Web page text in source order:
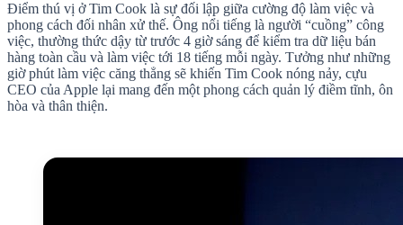
Điểm thú vị ở Tim Cook là sự đối lập giữa cường độ làm việc và
phong cách đối nhân xử thế. Ông nổi tiếng là người “cuồng” công
việc, thường thức dậy từ trước 4 giờ sáng để kiểm tra dữ liệu bán
hàng toàn cầu và làm việc tới 18 tiếng mỗi ngày. Tưởng như những
giờ phút làm việc căng thẳng sẽ khiến Tim Cook nóng nảy, cựu
CEO của Apple lại mang đến một phong cách quản lý điềm tĩnh, ôn
hòa và thân thiện.